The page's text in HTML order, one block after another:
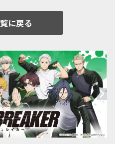
に戻る